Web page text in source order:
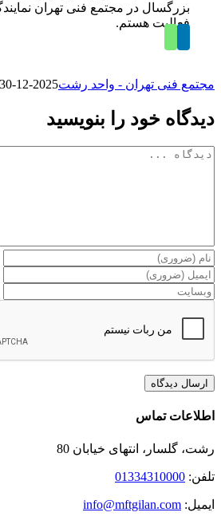
بزرگسال در مجتمع فنی تهران
فعالیت هستم.
مجتمع فنی تهران - واحد رشت2025-12-21T11:05:58+03:30
دیدگاه خود را بنویسید
دیدگاه
Toggle
Bar
Area
اطلاعات تماس
رشت، گلسار، انتهای خیابان 80
تلفن: 01334310000
ایمیل: info@mftgilan.com